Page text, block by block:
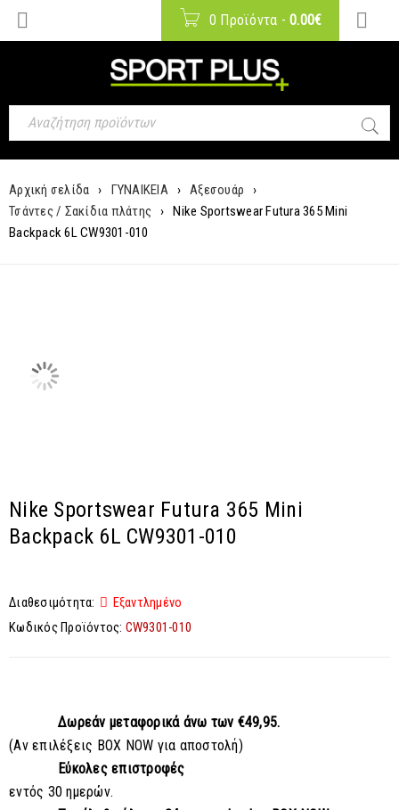
0 Προϊόντα - 0.00€
Αρχική σελίδα › ΓΥΝΑΙΚΕΙΑ › Αξεσουάρ
›
Τσάντες / Σακίδια πλάτης ›
Nike Sportswear Futura 365 Mini
Backpack 6L CW9301-010
Nike Sportswear Futura 365 Mini
Backpack 6L CW9301-010
Διαθεσιμότητα:
Εξαντλημένο
Κωδικός Προϊόντος: CW9301-010
Δωρεάν μεταφορικά άνω των €49,95.
(Αν επιλέξεις BOX NOW για αποστολή)
Εύκολες επιστροφές
εντός 30 ημερών.